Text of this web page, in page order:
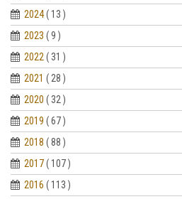
2024( 13 )
2023 ( 9 )
2022 ( 31 )
2021 ( 28 )
2020 ( 32 )
2019 ( 67 )
2018 ( 88 )
2017( 107 )
2016 ( 113 )